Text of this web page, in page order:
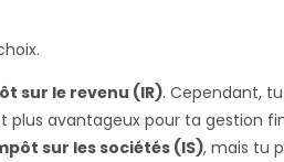
sur le revenu (IR). Cependant,
plus avantageux pour ta gestion
sur les sociétés (IS), mais tu